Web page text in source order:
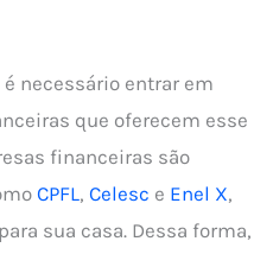
necessário entrar em
que oferecem esse
financeiras são
CPFL,Celesc e Enel X,
sua casa. Dessa forma,